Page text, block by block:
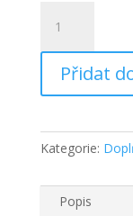
CABIN
white/green
množství
Přidat
Kategorie:
Popis